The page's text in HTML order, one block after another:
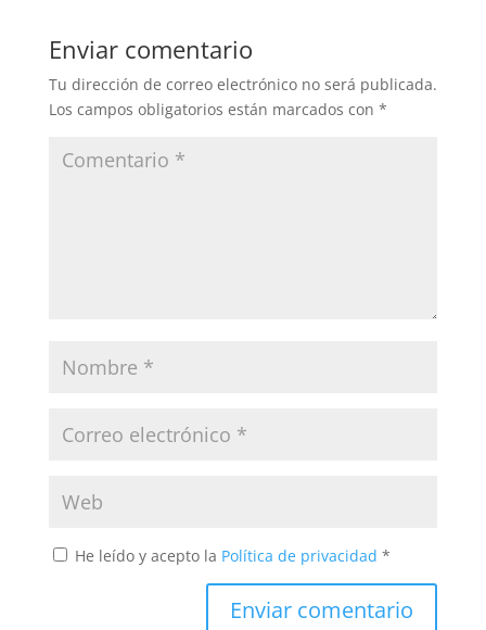
b
o
o
dI
n
ar
tir
Enviar comentario
Tu dirección de correo electrónico no será publicada.
Los campos obligatorios están marcados con *
He leído y acepto la Política de privacidad *